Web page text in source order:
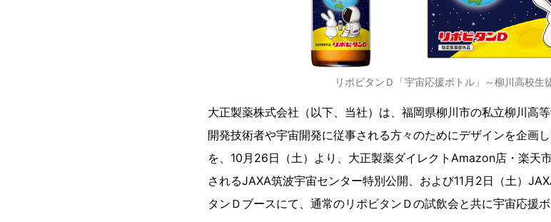
リポビタンＤ「宇宙応援ボトル」～柳川高校生
⼤正製薬株式会社（以下、当社）は、福岡県柳川市の私立柳川高
開発技術者や宇宙開発に従事される方々のためにデザインを企画
を、10月26日（土）より、大正製薬ダイレクトAmazon店・楽天
されるJAXA筑波宇宙センター特別公開、および11月2日（土）
タンＤブースにて、通常のリポビタンＤの試飲会と共に宇宙応援